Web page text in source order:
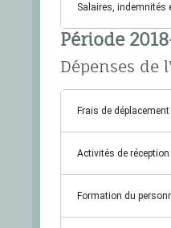
Salaires, indemnités
Période
Dépenses de
Frais de déplacement
Activités de réception
Formation du